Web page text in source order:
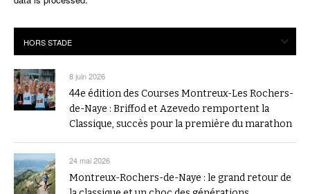
8 juin 2026
44e édition des Courses Montreux-Les Rochers-
de-Naye : Briffod et Azevedo remportent la
Classique, succès pour la première du marathon
24 mai 2026
Montreux-Rochers-de-Naye : le grand retour de